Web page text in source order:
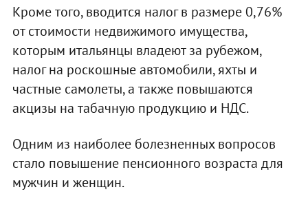
Кроме того, вводится налог в размере 0,76%
от стоимости недвижимого имущества,
которым итальянцы владеют за рубежом,
налог на роскошные автомобили, яхты и
частные самолеты, а также повышаются
акцизы на табачную продукцию и НДС.
Одним из наиболее болезненных вопросов
стало повышение пенсионного возраста для
мужчин и женщин.